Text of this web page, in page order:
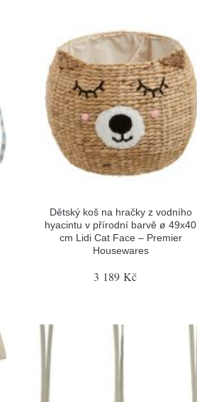
Dětský koš na hračky z vodního
hyacintu v přírodní barvě ø 49x40
cm Lidi Cat Face – Premier
Housewares
3 189 Kč